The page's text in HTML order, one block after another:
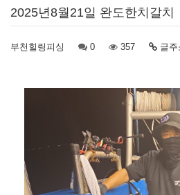
2025년8월21일 완도한치갈치
부천힐링피싱 0 357 글주